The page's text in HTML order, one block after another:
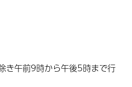
き午前9時から午後5時まで行